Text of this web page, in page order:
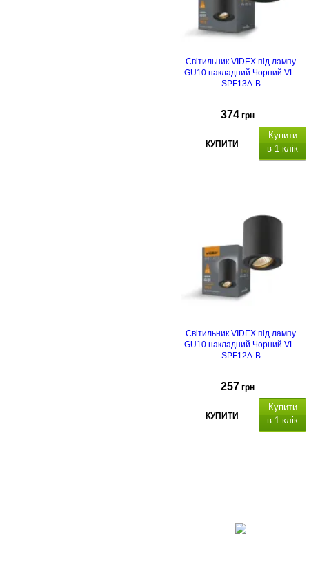
Світильник VIDEX під лампу
GU10 накладний Чорний VL-
SPF13A-B
374 грн
КУПИТИ
Купити
в 1 клік
Світильник VIDEX під лампу
GU10 накладний Чорний VL-
SPF12A-B
257 грн
КУПИТИ
Купити
в 1 клік